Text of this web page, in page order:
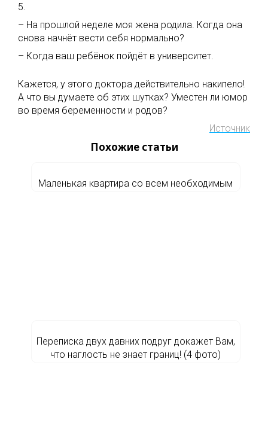
5.
– На прошлой неделе моя жена родила. Когда она
снова начнёт вести себя нормально?
– Когда ваш ребёнок пойдёт в университет.
Кажется, у этого доктора действительно накипело!
А что вы думаете об этих шутках? Уместен ли юмор
во время беременности и родов?
Источник
Похожие статьи
Маленькая квартира со всем необходимым
Переписка двух давних подруг докажет Вам,
что наглость не знает границ! (4 фото)